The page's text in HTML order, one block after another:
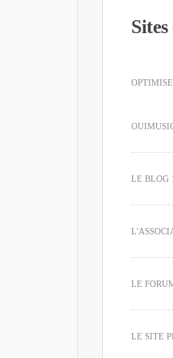
LE BLOG
LE
LE SITE